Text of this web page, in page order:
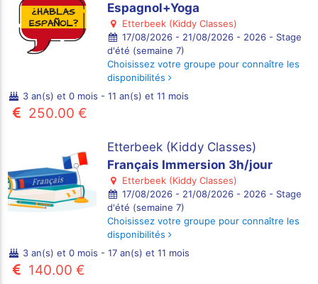
Espagnol+Yoga
Etterbeek (Kiddy Classes)
17/08/2026 - 21/08/2026 - 2026 - Stage
d'été (semaine 7)
Choisissez votre groupe pour connaître les
disponibilités
3 an(s) et 0 mois - 11 an(s) et 11 mois
250.00 €
Etterbeek (Kiddy Classes)
Français Immersion 3h/jour
Etterbeek (Kiddy Classes)
17/08/2026 - 21/08/2026 - 2026 - Stage
d'été (semaine 7)
Choisissez votre groupe pour connaître les
disponibilités
3 an(s) et 0 mois - 17 an(s) et 11 mois
140.00 €